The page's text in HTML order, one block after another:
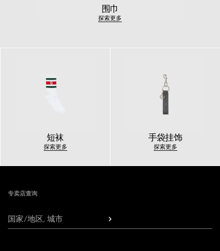
围巾
探索更多
短袜
探索更多
手袋挂饰
探索更多
Footer
专卖店查询
国家/地区, 城市